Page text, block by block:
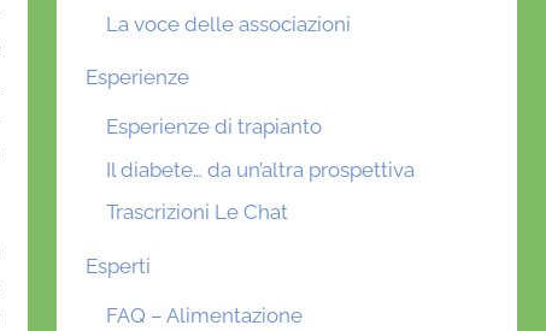
La voce delle associazioni
Esperienze
Esperienze di trapianto
Il diabete… da un’altra prospettiva
Trascrizioni Le Chat
Esperti
FAQ – Alimentazione